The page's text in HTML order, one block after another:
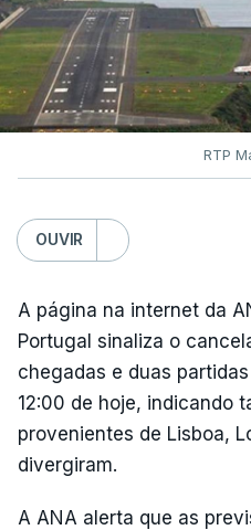
RTP
OUVIR
A página na internet da
Portugal sinaliza o
chegadas e duas
12:00 de hoje, indicando
provenientes de Lisboa,
divergiram.
A ANA alerta que as